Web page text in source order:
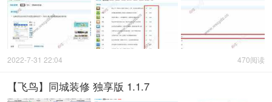
470阅读
2022-7-31 22:04
【飞鸟】同城装修 独享版 1.1.7